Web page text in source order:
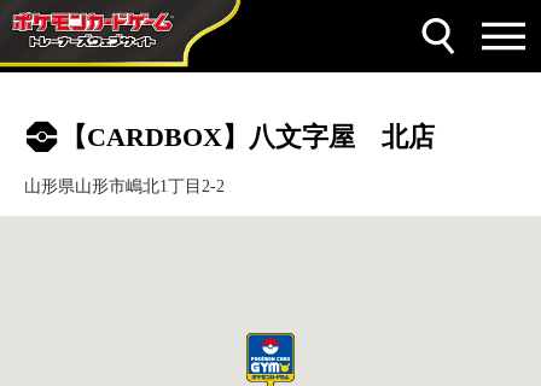
【CARDBOX】八文字屋 北店
山形県山形市嶋北1丁目2-2